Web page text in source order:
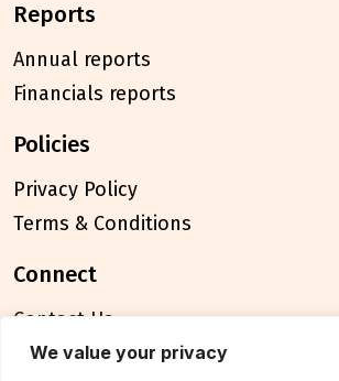
We value your privacy
reports
Annual reports
Financials reports
policies
Privacy Policy
Terms & Conditions
connect
Contact Us
FAQ